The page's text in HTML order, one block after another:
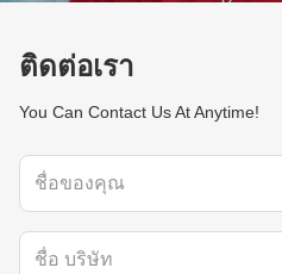
ติดต่อเรา
You Can Contact Us At Anytime!